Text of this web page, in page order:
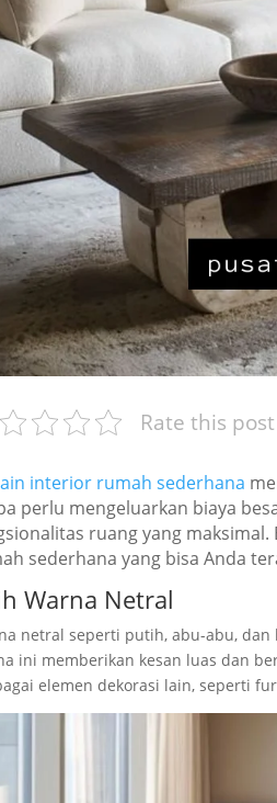
Rate this post
interior rumah sederhana
perlu mengeluarkan biaya
ruang yang
sederhana yang bisa Anda
Warna Netral
netral seperti putih, abu-abu,
ini memberikan kesan luas dan
elemen dekorasi lain, seperti